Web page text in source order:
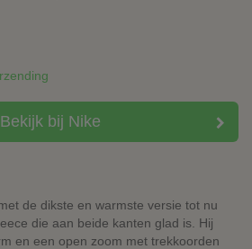
Bekijk bij Nike
de dikste en warmste versie tot nu
die aan beide kanten glad is. Hij
en een open zoom met trekkoorden